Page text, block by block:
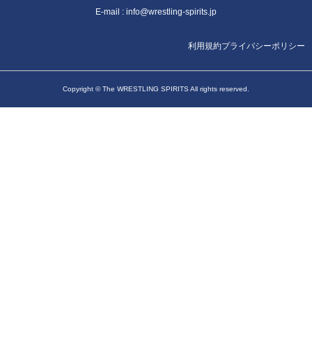
E-mail : info@wrestling-spirits.jp
利用規約プライバシーポリシー
Copyright © The WRESTLING SPIRITS All rights reserved.